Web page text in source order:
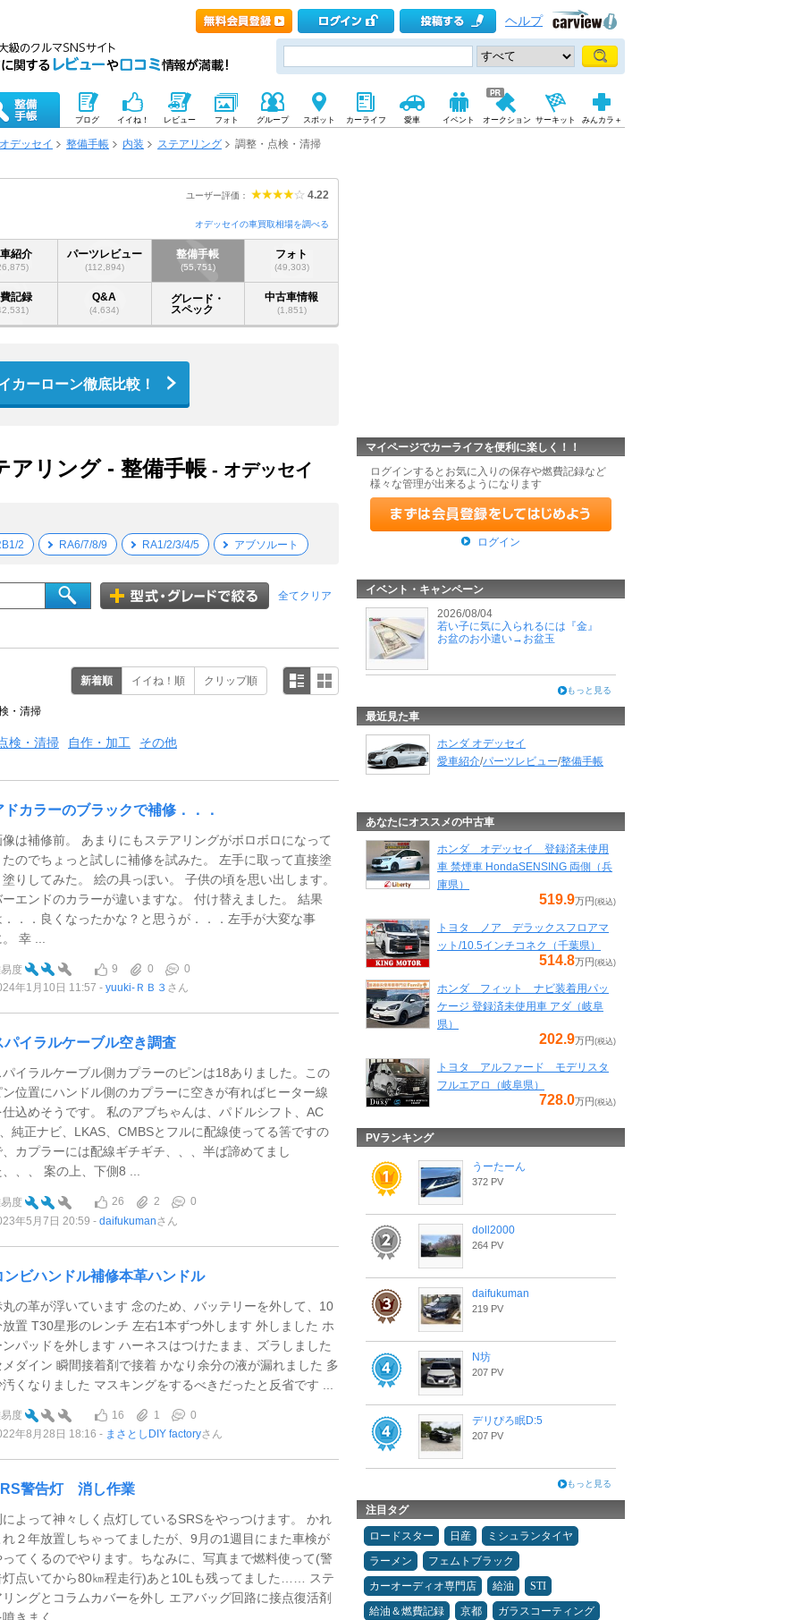
ヘルプ
ブログ イイね！ レビュー フォト グループ スポット カーライフ 愛車 イベント オークション サーキット みんカラ＋
オデッセイ 整備手帳 内装 ステアリング 調整・点検・清掃
ユーザー評価： 4.22
オデッセイの車買取相場を調べる
紹介 パーツレビュー
(112,894)
整備手帳
(55,751)
フォト
(49,303)
記録 Q&A
(4,634)
グレード・
スペック
中古車情報
(1,851)
カーローン徹底比較！
アリング - 整備手帳 - オデッセイ
2 RA6/7/8/9 RA1/2/3/4/5 アブソルート
全てクリア
新着順 イイね！順 クリップ順
・清掃
検・清掃 自作・加工 その他
ドカラーのブラックで補修．．．
像は補修前。 あまりにもステアリングがボロボロになって
たのでちょっと試しに補修を試みた。 左手に取って直接塗
塗りしてみた。 絵の具っぽい。 子供の頃を思い出します。
ーエンドのカラーが違いますな。 付け替えました。 結果
．．．良くなったかな？と思うが．．．左手が大変な事
幸 ...
度 9 0
0
年1月10日 11:57
yuuki-ＲＢ３ さん
パイラルケーブル空き調査
パイラルケーブル側カプラーのピンは18ありました。この
ン位置にハンドル側のカプラーに空きが有ればヒーター線
仕込めそうです。 私のアブちゃんは、パドルシフト、AC
純正ナビ、LKAS、CMBSとフルに配線使ってる筈ですの
、カプラーには配線ギチギチ、、、半ば諦めてまし
、、、 案の上、下側8 ...
度 26 2
0
年5月7日 20:59
daifukumanさん
ンビハンドル補修本革ハンドル
丸の革が浮いています 念のため、バッテリーを外して、10
放置 T30星形のレンチ 左右1本ずつ外します 外しました ホ
ンパッドを外します ハーネスはつけたまま、ズラしました
メダイン 瞬間接着剤で接着 かなり余分の液が漏れました 多
汚くなりました マスキングをするべきだったと反省です ...
度 16 1
0
年8月28日 18:16
まさとしDIY factoryさん
警告灯 消し作業
によって神々しく点灯しているSRSをやっつけます。 かれ
れ２年放置しちゃってましたが、9月の1週目にまた車検が
ってくるのでやります。ちなみに、写真まで燃料使って(警
灯点いてから80㎞程走行)あと10Lも残ってました…… ステ
リングとコラムカバーを外し エアバッグ回路に接点復活剤
マイページでカーライフを便利に楽しく！！
ログインするとお気に入りの保存や燃費記録など
様々な管理が出来るようになります
ログイン
イベント・キャンペーン
2026/08/04
若い子に気に入られるには『金』
お盆のお小遣い→お盆玉
もっと見る
最近見た車
ホンダ オデッセイ
愛車紹介/パーツレビュー/整備手帳
あなたにオススメの中古車
ホンダ オデッセイ 登録済未使用
車 禁煙車 HondaSENSING 両側（兵
庫県）
519.9万円 (税込)
トヨタ ノア デラックスフロアマ
ット/10.5インチコネク（千葉県）
514.8万円 (税込)
ホンダ フィット ナビ装着用パッ
ケージ 登録済未使用車 アダ（岐阜
県）
202.9万円 (税込)
トヨタ アルファード モデリスタ
フルエアロ（岐阜県）
728.0万円 (税込)
PVランキング
うーたーん
372 PV
doll2000
264 PV
daifukuman
219 PV
N坊
207 PV
デリぴろ眠D:5
207 PV
もっと見る
注目タグ
ロードスター 日産
ミシュランタイヤ
ラーメン
フェムトブラック
カーオーディオ専門店
給油
STI
給油＆燃費記録
京都
ガラスコーティング